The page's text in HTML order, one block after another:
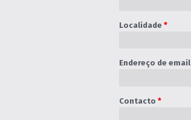
Localidade *
Endereço de email
Contacto *